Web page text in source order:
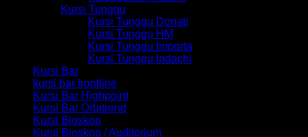
Kursi Tunggu
Kursi Tunggu Donati
Kursi Tunggu HM
Kursi Tunggu Importa
Kursi Tunggu Indachi
Kursi Bar
kursi bar frontline
Kursi Bar Highpoint
Kursi Bar Orbitrend
Kursi Bioskop
Kursi Bioskop / Auditorium